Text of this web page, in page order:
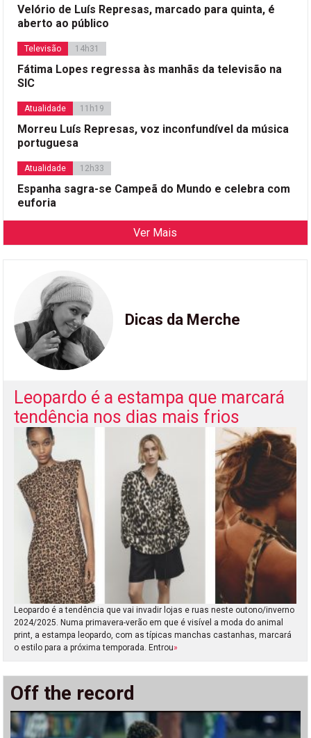
Velório de Luís Represas, marcado para quinta, é
aberto ao público
Televisão 14h31
Fátima Lopes regressa às manhãs da televisão na
SIC
Atualidade 11h19
Morreu Luís Represas, voz inconfundível da música
portuguesa
Atualidade 12h33
Espanha sagra-se Campeã do Mundo e celebra com
euforia
Ver Mais
Dicas da Merche
Leopardo é a estampa que marcará
tendência nos dias mais frios
Leopardo é a tendência que vai invadir lojas e ruas neste outono/inverno
2024/2025. Numa primavera-verão em que é visível a moda do animal
print, a estampa leopardo, com as típicas manchas castanhas, marcará
o estilo para a próxima temporada. Entrou»
Off the record